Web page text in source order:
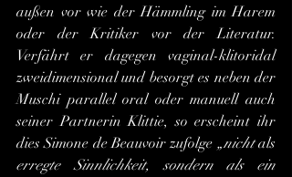
außen vor wie der Hämmling im Harem
oder der Kritiker vor der Literatur.
Verfährt er dagegen vaginal-klitoridal
zweidimensional und besorgt es neben der
Muschi parallel oral oder manuell auch
seiner Partnerin Klittie, so erscheint ihr
dies Simone de Beauvoir zufolge „nicht
erregte Sinnlichkeit, sondern als ein